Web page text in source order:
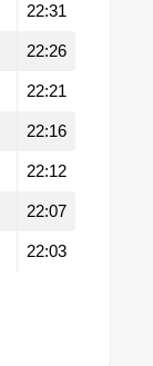
22:31
22:26
22:21
22:16
22:12
22:07
22:03